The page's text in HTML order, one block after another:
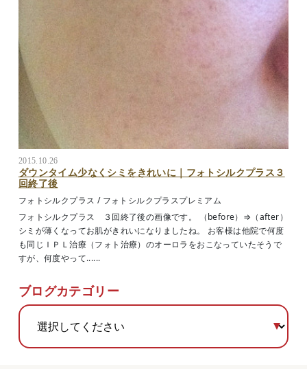
2015.10.26
ダウンタイム少なくシミをきれいに｜フォトシルクプラス３
回終了後
フォトシルクプラス / フォトシルクプラスプレミアム
フォトシルクプラス ３回終了後の画像です。 （before）⇒（after）
シミが薄くなってお肌がきれいになりましたね。 お客様は他院で何度
も同じＩＰＬ治療（フォト治療）のオーロラをおこなっていたそうで
すが、何度やって......
ブログカテゴリー